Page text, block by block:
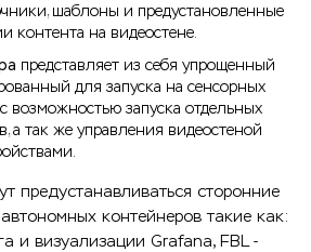
шаблоны и предустановленные
контента на видеостене.
представляет из себя упрощенный
для запуска на сенсорных
возможностью запуска отдельных
а так же управления видеостеной
предустанавливаться сторонние
контейнеров такие как:
и визуализации Grafana, FBL -